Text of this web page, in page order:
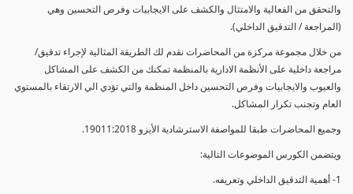
والتحقق من الفعالية والامتثال والكشف على الايجابيات وفرص التحسين وهي
(المراجعة / التدقيق الداخلي).
من خلال مجموعة مركزة من المحاضرات نقدم لك الطريقة المثالية لإجراء تدقيق/
مراجعة داخلية على الأنظمة الادارية بالمنظمة تمكنك من الكشف على المشاكل
والعيوب والايجابيات وفرص التحسين داخل المنظمة والتي تؤدي الي الارتقاء بالمستوي
العام وتجنب تكرار المشاكل.
وجميع المحاضرات طبقا للمواصفة الاسترشادية الأيزو 19011:2018.
ويتضمن الكورس الموضوعات التالية:
1- أهمية التدقيق الداخلي وتعريفه.